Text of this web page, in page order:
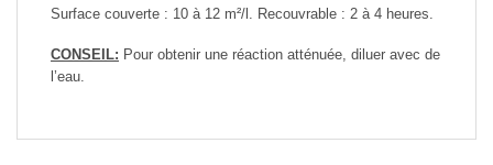
Surface couverte : 10 à 12 m²/l. Recouvrable : 2 à 4 heures.
CONSEIL: Pour obtenir une réaction atténuée, diluer avec de
l’eau.